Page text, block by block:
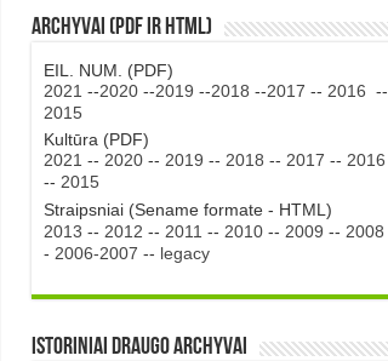
Archyvai (PDF ir HTML)
EIL. NUM. (PDF)
2021 --2020--2019 --2018 --2017 -- 2016 --
2015
Kultūra (PDF)
2021 -- 2020-- 2019 -- 2018 -- 2017 -- 2016
-- 2015
Straipsniai (Sename formate - HTML)
2013 -- 2012 -- 2011 -- 2010-- 2009 -- 2008
- 2006-2007 -- legacy
Istoriniai DRAUGO Archyvai